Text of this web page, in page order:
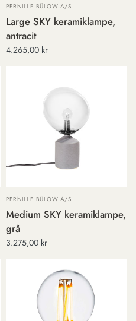
PERNILLE BÜLOW A/S
Large SKY keramiklampe,
antracit
4.265,00 kr
PERNILLE BÜLOW A/S
Medium SKY keramiklampe,
grå
3.275,00 kr